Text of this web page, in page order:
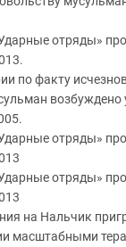
отряды»
по факту
возбуждено
отряды»
отряды»
на Нальчик
масштабными